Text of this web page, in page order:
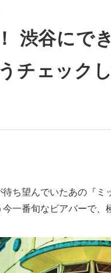
渋谷にで
チェック
ち望んでいたあの『
一番旬なビアバーで、